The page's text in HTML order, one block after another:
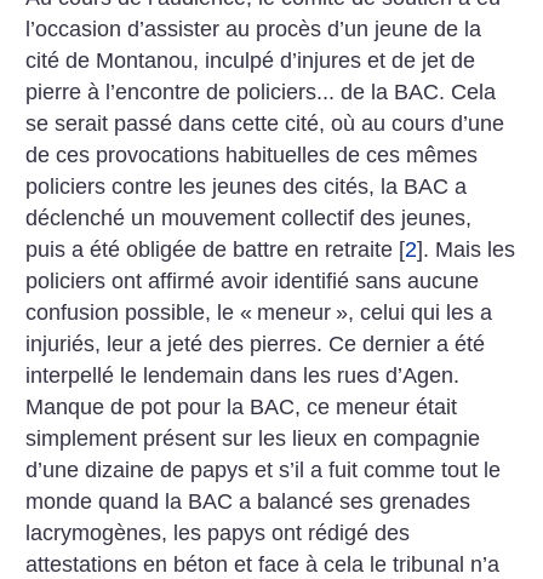
l’occasion d’assister au procès d’un jeune de la
cité de Montanou, inculpé d’injures et de jet de
pierre à l’encontre de policiers... de la BAC. Cela
se serait passé dans cette cité, où au cours d’une
de ces provocations habituelles de ces mêmes
policiers contre les jeunes des cités, la BAC a
déclenché un mouvement collectif des jeunes,
puis a été obligée de battre en retraite [2]. Mais les
policiers ont affirmé avoir identifié sans aucune
confusion possible, le « meneur », celui qui les a
injuriés, leur a jeté des pierres. Ce dernier a été
interpellé le lendemain dans les rues d’Agen.
Manque de pot pour la BAC, ce meneur était
simplement présent sur les lieux en compagnie
d’une dizaine de papys et s’il a fuit comme tout le
monde quand la BAC a balancé ses grenades
lacrymogènes, les papys ont rédigé des
attestations en béton et face à cela le tribunal n’a